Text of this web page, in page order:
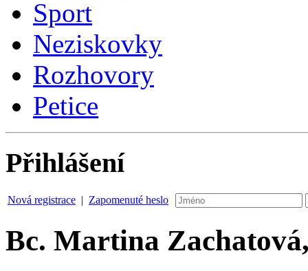
Sport
Neziskovky
Rozhovory
Petice
Přihlášení
Nová registrace | Zapomenuté heslo
Bc. Martina